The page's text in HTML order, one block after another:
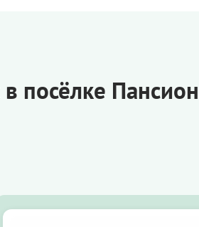
посёлке